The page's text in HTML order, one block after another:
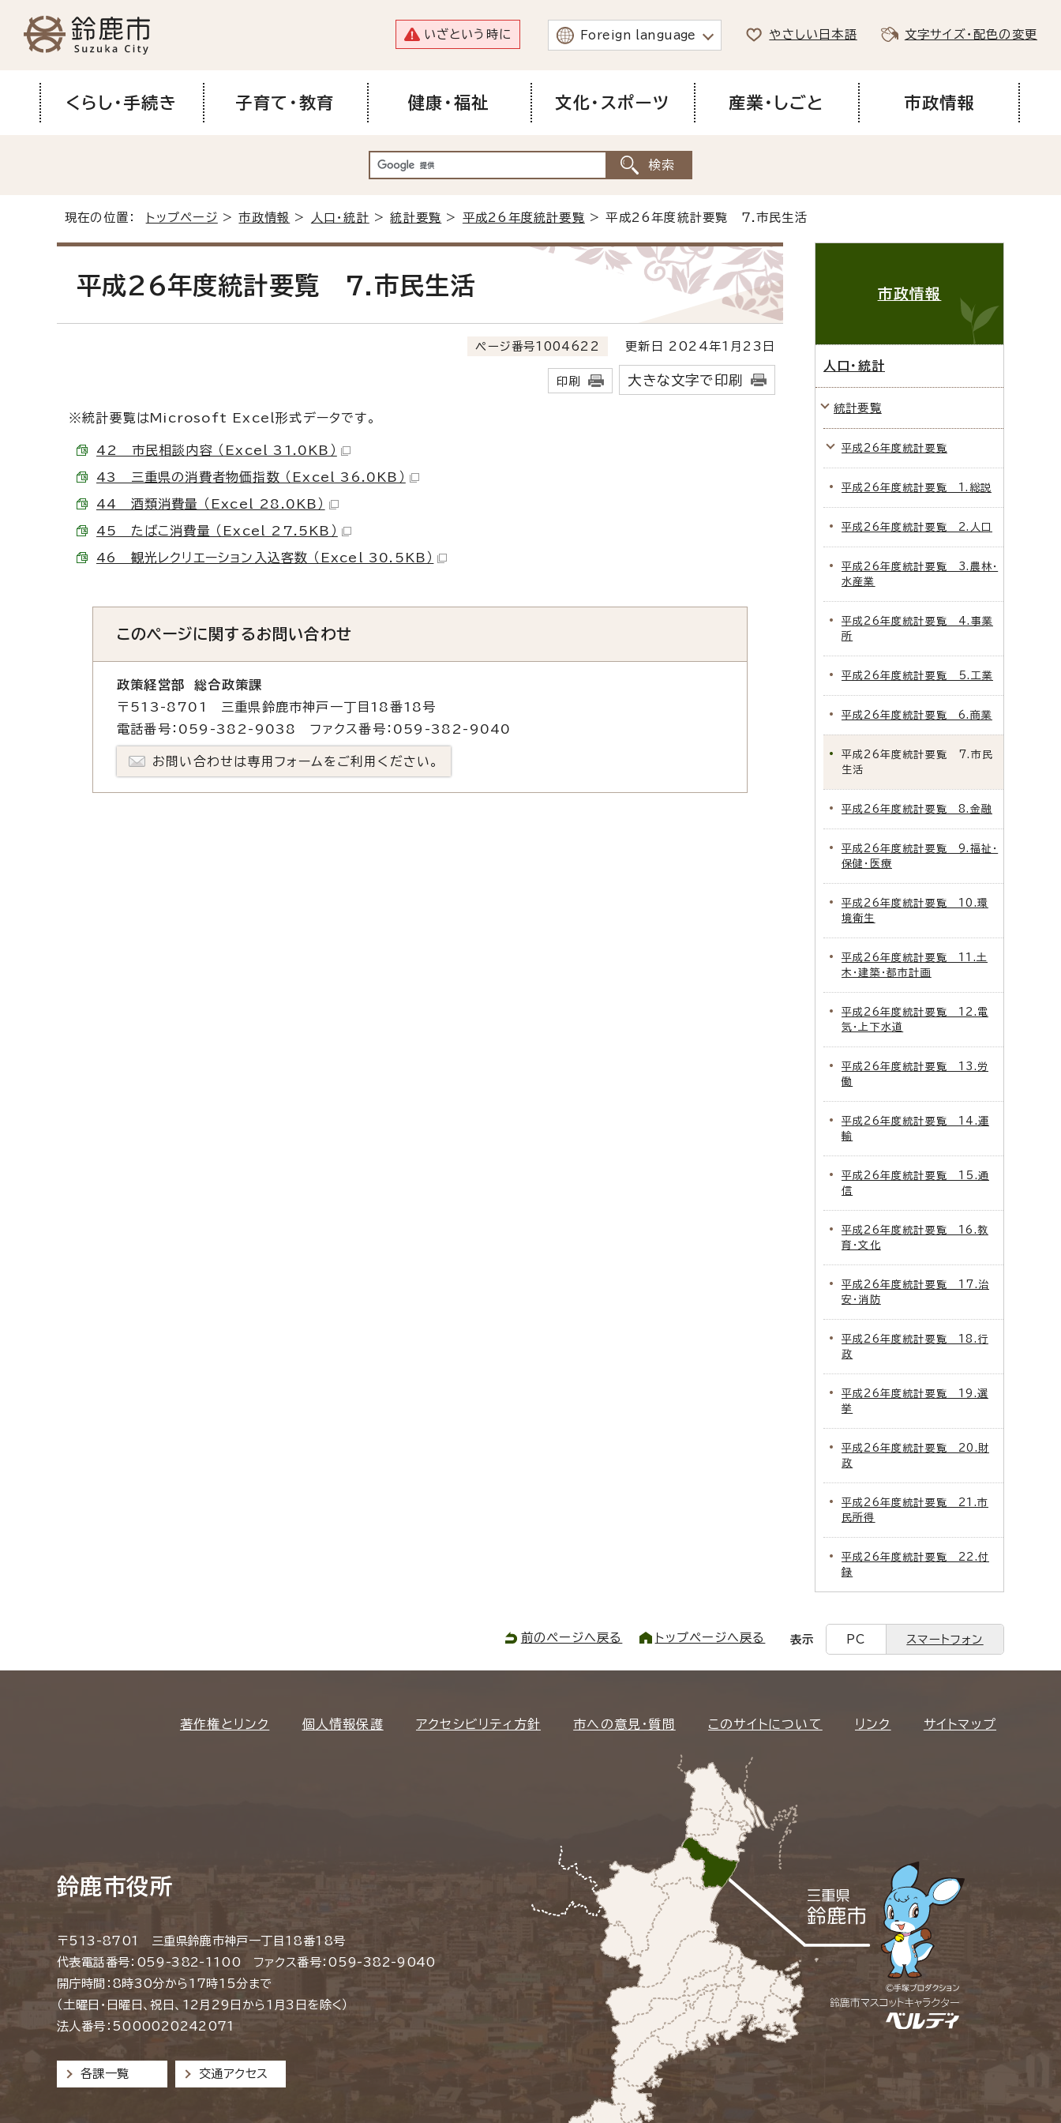
いざという時に Foreign language やさしい日本語 文字サイズ・配色の変更
くらし・手続き 子育て・教育 健康・福祉 文化・スポーツ 産業・しごと 市政情報
現在の位置： トップページ >市政情報 > 人口・統計 >統計要覧 > 平成26年度統計要覧 > 平成26年度統計要覧 7.市民生活
平成26年度統計要覧 7.市民生活
ページ番号1004622 更新日 2024年1月23日
印刷 大きな文字で印刷
※統計要覧はMicrosoft Excel形式データです。
42 市民相談内容 （Excel 31.0KB）
43 三重県の消費者物価指数 （Excel 36.0KB）
44 酒類消費量 （Excel 28.0KB）
45 たばこ消費量 （Excel 27.5KB）
46 観光レクリエーション入込客数 （Excel 30.5KB）
このページに関するお問い合わせ
政策経営部 総合政策課
〒513-8701 三重県鈴鹿市神戸一丁目18番18号
電話番号：059-382-9038 ファクス番号：059-382-9040
お問い合わせは専用フォームをご利用ください。
市政情報
人口・統計
統計要覧
平成26年度統計要覧
平成26年度統計要覧 1.総説
平成26年度統計要覧 2.人口
平成26年度統計要覧 3.農林・
水産業
平成26年度統計要覧 4.事業
所
平成26年度統計要覧 5.工業
平成26年度統計要覧 6.商業
平成26年度統計要覧 7.市民
生活
平成26年度統計要覧 8.金融
平成26年度統計要覧 9.福祉・
保健・医療
平成26年度統計要覧 10.環
境衛生
平成26年度統計要覧 11.土
木・建築・都市計画
平成26年度統計要覧 12.電
気・上下水道
平成26年度統計要覧 13.労
働
平成26年度統計要覧 14.運
輸
平成26年度統計要覧 15.通
信
平成26年度統計要覧 16.教
育・文化
平成26年度統計要覧 17.治
安・消防
平成26年度統計要覧 18.行
政
平成26年度統計要覧 19.選
挙
平成26年度統計要覧 20.財
政
平成26年度統計要覧 21.市
民所得
平成26年度統計要覧 22.付
録
前のページへ戻る トップページへ戻る 表示 PC スマートフォン
著作権とリンク 個人情報保護 アクセシビリティ方針 市への意見・質問 このサイトについて リンク サイトマップ
鈴鹿市役所
〒513-8701 三重県鈴鹿市神戸一丁目18番18号
代表電話番号：059-382-1100 ファクス番号：059-382-9040
開庁時間：8時30分から17時15分まで
（土曜日・日曜日、祝日、12月29日から1月3日を除く）
法人番号：5000020242071
各課一覧 交通アクセス